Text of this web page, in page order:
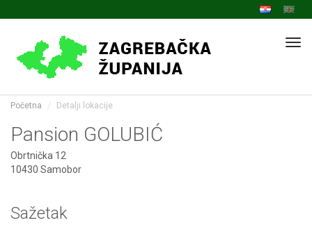
Početna Detalji lokacije
Pansion GOLUBIĆ
Obrtnička 12
10430 Samobor
Sažetak